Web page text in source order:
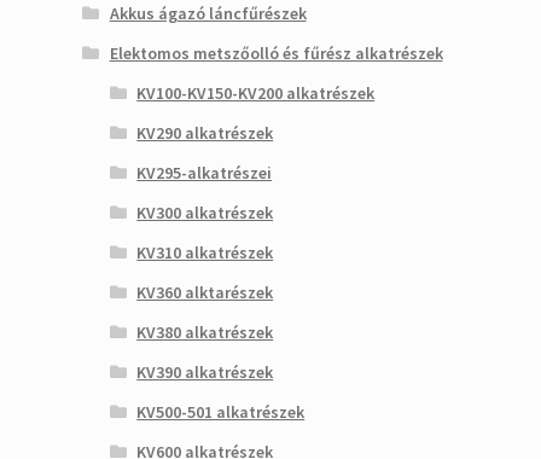
Akkus ágazó láncfűrészek
Elektomos metszőolló és fűrész alkatrészek
KV100-KV150-KV200 alkatrészek
KV290 alkatrészek
KV295-alkatrészei
KV300 alkatrészek
KV310 alkatrészek
KV360 alktarészek
KV380 alkatrészek
KV390 alkatrészek
KV500-501 alkatrészek
KV600 alkatrészek